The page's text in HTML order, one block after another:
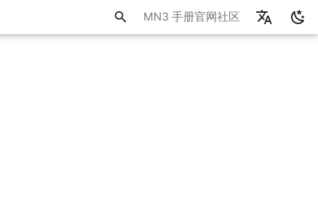
MN3 手册官网社区